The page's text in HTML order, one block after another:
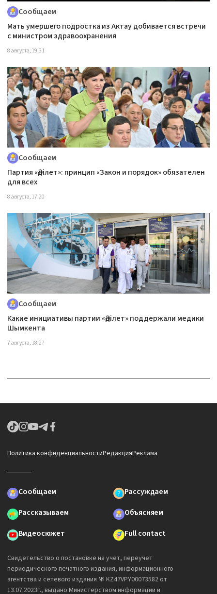
Сообщаем
Мать умершего подростка из Актау добивается встречи
с министром здравоохранения
8 августа, 19:31
Сообщаем
Партия «Әділет»: принцип «Закон и порядок» обязателен
для всех
8 августа, 17:20
Сообщаем
Какие инициативы партии «Әділет» поддержали медики
Шымкента
7 августа, 18:27
Политика конфиденциальностиРедакцияРеклама
Сообщаем
Рассуждаем
Рассказываем
Объясняем
Видеосюжет
Full contact
Свидетельство о постановке на учет, переучет
периодического печатного издания, информационного
агентства и сетевого издания № KZ47VPY00073582 от
13.07.2023г., выдано Министерством информации и